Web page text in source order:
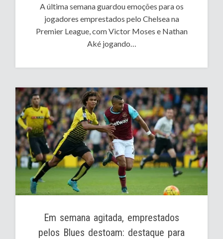
A última semana guardou emoções para os
jogadores emprestados pelo Chelsea na
Premier League, com Victor Moses e Nathan
Aké jogando…
Em semana agitada, emprestados
pelos Blues destoam: destaque para